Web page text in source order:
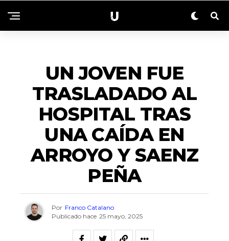
UN JOVEN FUE
TRASLADADO AL
HOSPITAL TRAS
UNA CAÍDA EN
ARROYO Y SAENZ
PEÑA
Por Franco Catalano
Publicado hace 25 mayo, 2025